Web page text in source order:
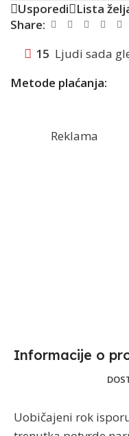
Usporedi
Lista
Share:
15 Ljudi sada
Metode plaćanja:
Reklama
Informacije o
Uobičajeni rok